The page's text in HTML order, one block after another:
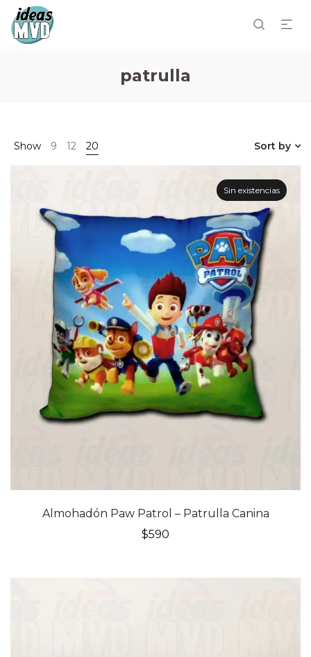
patrulla
Show 9 12 20 Sort by
Sin existencias
Almohadón Paw Patrol – Patrulla Canina
$590